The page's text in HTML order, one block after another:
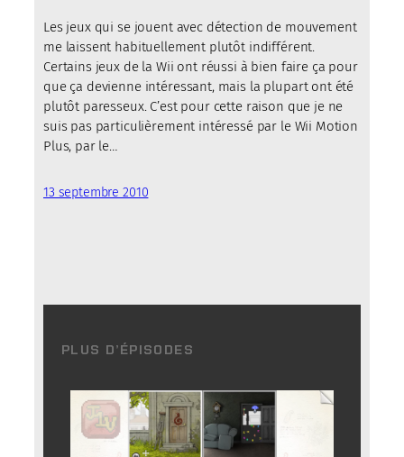
Les jeux qui se jouent avec détection de mouvement
me laissent habituellement plutôt indifférent.
Certains jeux de la Wii ont réussi à bien faire ça pour
que ça devienne intéressant, mais la plupart ont été
plutôt paresseux. C’est pour cette raison que je ne
suis pas particulièrement intéressé par le Wii Motion
Plus, par le…
13 septembre 2010
PLUS D’ÉPISODES